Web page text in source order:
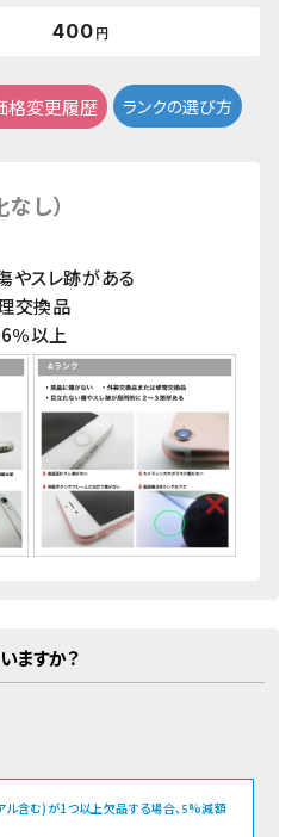
400 円
格変更履歴 ランクの選び方
し）
やスレ跡がある
交換品
％以上
ますか？
含む)が1つ以上欠品する場合、 5%減額